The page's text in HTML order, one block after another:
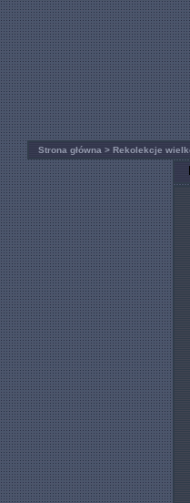
Strona główna > Rekolekcje